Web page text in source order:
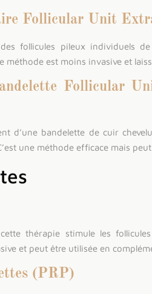
Follicular Unit
follicules pileux individuels
méthode est moins invasive et
Follicular
d’une bandelette de cuir
une méthode efficace mais
thérapie stimule les
et peut être utilisée en
(PRP)